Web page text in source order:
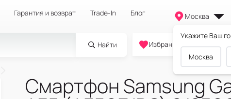
Гарантия и возврат Trade-In Блог Москва
Укажите Ваш
Москва
Найти
0
Избранное
Смартфон Samsung